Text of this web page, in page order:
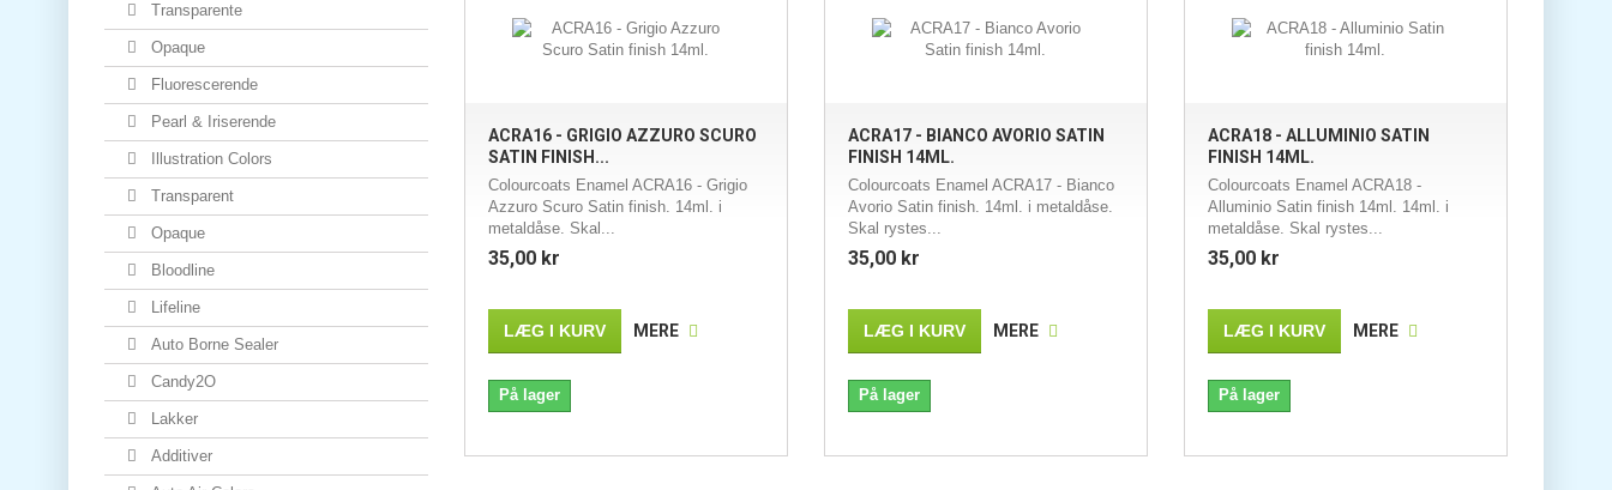
Transparente
Opaque
Fluorescerende
Pearl & Iriserende
Illustration Colors
Transparent
Opaque
Bloodline
Lifeline
Auto Borne Sealer
Candy2O
Lakker
Additiver
ACRA16 - GRIGIO AZZURO SCURO
SATIN FINISH...
Colourcoats Enamel ACRA16 - Grigio
Azzuro Scuro Satin finish. 14ml. i
metaldåse. Skal...
35,00 kr
LÆG I KURV MERE
På lager
ACRA17 - BIANCO AVORIO SATIN
FINISH 14ML.
Colourcoats Enamel ACRA17 - Bianco
Avorio Satin finish. 14ml. i metaldåse.
Skal rystes...
35,00 kr
LÆG I KURV MERE
På lager
ACRA18 - ALLUMINIO SATIN
FINISH 14ML.
Colourcoats Enamel ACRA18 -
Alluminio Satin finish 14ml. 14ml. i
metaldåse. Skal rystes...
35,00 kr
LÆG I KURV MERE
På lager